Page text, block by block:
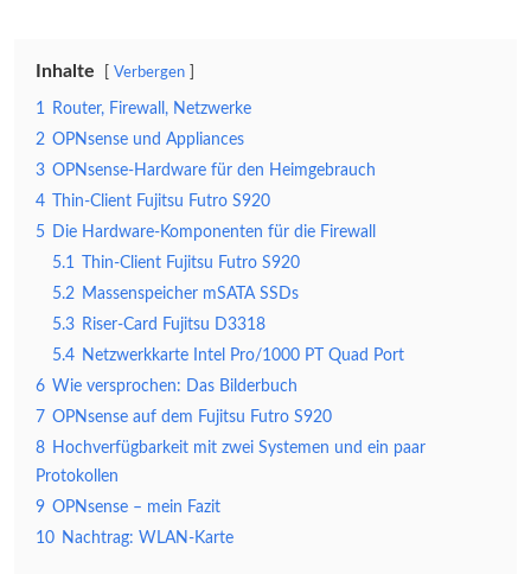
Inhalte Verbergen
1 Router, Firewall, Netzwerke
2 OPNsense und Appliances
3 OPNsense-Hardware für den Heimgebrauch
4
Thin-Client Fujitsu Futro S920
5 Die Hardware-Komponenten für die Firewall
5.1
Thin-Client Fujitsu Futro S920
5.2 Massenspeicher mSATA SSDs
5.3 Riser-Card Fujitsu D3318
5.4 Netzwerkkarte Intel Pro/1000 PT Quad Port
6 Wie versprochen: Das Bilderbuch
7 OPNsense auf dem Fujitsu Futro S920
8 Hochverfügbarkeit mit zwei Systemen und ein paar
Protokollen
9 OPNsense – mein Fazit
10 Nachtrag: WLAN-Karte